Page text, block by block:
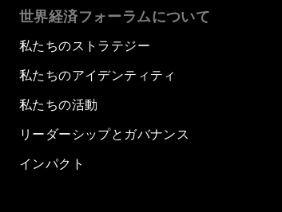
世界経済フォーラムについて
私たちのストラテジー
私たちのアイデンティティ
私たちの活動
リーダーシップとガバナンス
インパクト